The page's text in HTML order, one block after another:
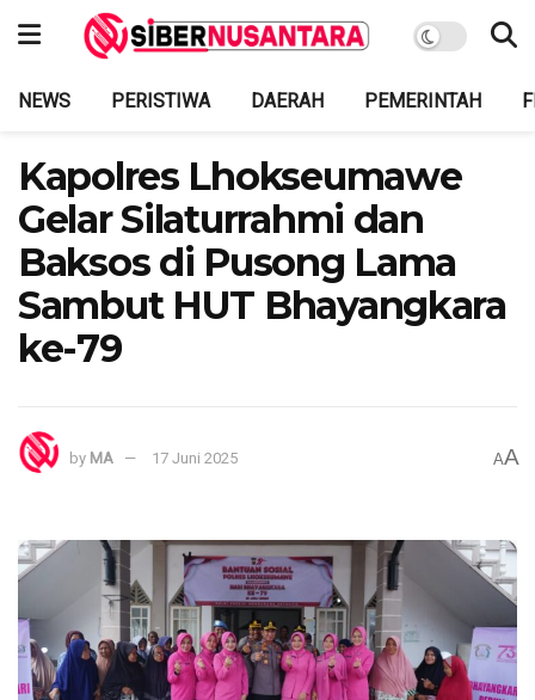
NEWS PERISTIWA DAERAH PEMERINTAH
Kapolres Lhokseumawe
Gelar Silaturrahmi dan
Baksos di Pusong Lama
Sambut HUT Bhayangkara
ke-79
by MA 17 Juni 2025 AA